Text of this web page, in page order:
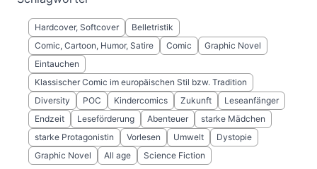
Hardcover, Softcover
Belletristik
Comic, Cartoon, Humor, Satire
Comic
Graphic Novel
Eintauchen
Klassischer Comic im europäischen Stil bzw. Tradition
Diversity
POC Kindercomics Zukunft
Leseanfänger
Endzeit
Leseförderung Abenteuer
starke Mädchen
starke Protagonistin
Vorlesen Umwelt
Dystopie
Graphic Novel
All age Science Fiction